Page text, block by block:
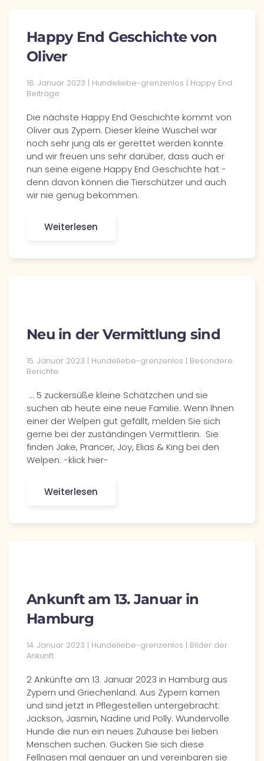
Happy End Geschichte von
Oliver
18. Januar 2023 | Hundeliebe-grenzenlos | Happy End
Beiträge
Die nächste Happy End Geschichte kommt von
Oliver aus Zypern. Dieser kleine Wuschel war
noch sehr jung als er gerettet werden konnte
und wir freuen uns sehr darüber, dass auch er
nun seine eigene Happy End Geschichte hat -
denn davon können die Tierschützer und auch
wir nie genug bekommen.
Weiterlesen
Neu in der Vermittlung sind
15. Januar 2023 | Hundeliebe-grenzenlos | Besondere
Berichte
... 5 zuckersüße kleine Schätzchen und sie
suchen ab heute eine neue Familie. Wenn Ihnen
einer der Welpen gut gefällt, melden Sie sich
gerne bei der zuständingen Vermittlerin. Sie
finden Jake, Prancer, Joy, Elias & King bei den
Welpen: -klick hier-
Weiterlesen
Ankunft am 13. Januar in
Hamburg
14. Januar 2023 | Hundeliebe-grenzenlos | Bilder der
Ankunft
2 Ankünfte am 13. Januar 2023 in Hamburg aus
Zypern und Griechenland. Aus Zypern kamen
und sind jetzt in Pflegestellen untergebracht:
Jackson, Jasmin, Nadine und Polly. Wundervolle
Hunde die nun ein neues Zuhause bei lieben
Menschen suchen. Gucken Sie sich diese
Fellnasen mal genauer an und vereinbaren sie